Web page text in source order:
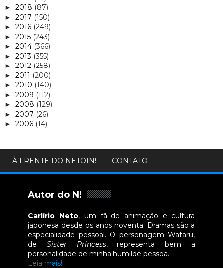
► 2018 (87)
► 2017 (150)
► 2016 (249)
► 2015 (243)
► 2014 (366)
► 2013 (355)
► 2012 (258)
► 2011 (200)
► 2010 (140)
► 2009 (112)
► 2008 (129)
► 2007 (26)
► 2006 (14)
À FRENTE DO NETOIN! CONTATO
Autor do N!
Carlírio Neto, um fã de animação e cultura
japonesa desde os anos noventa. Dramas são a
especialidade pessoal. O personagem Wataru,
deSister Princess, representa bem a
personalidade de minha humilde pessoa.
Leia mais!